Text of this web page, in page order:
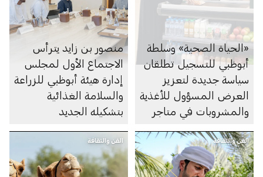
«الحياة الصحية» وسلطة
أبوظبي للتسجيل تطلقان
سياسة جديدة لتعزيز
العرض المسؤول للأغذية
والمشروبات في متاجر
الإلكترونية
منصور بن زايد يترأس
الاجتماع الأول لمجلس
إدارة هيئة أبوظبي للزراعة
والسلامة الغذائية
بتشكيله الجديد
الفن والثقافة الفن والثقافة